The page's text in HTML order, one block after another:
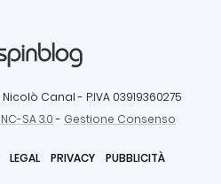
Nicolò Canal - P.IVA 03919360275
SA 3.0- Gestione Consenso
LEGAL PRIVACY PUBBLICITÀ